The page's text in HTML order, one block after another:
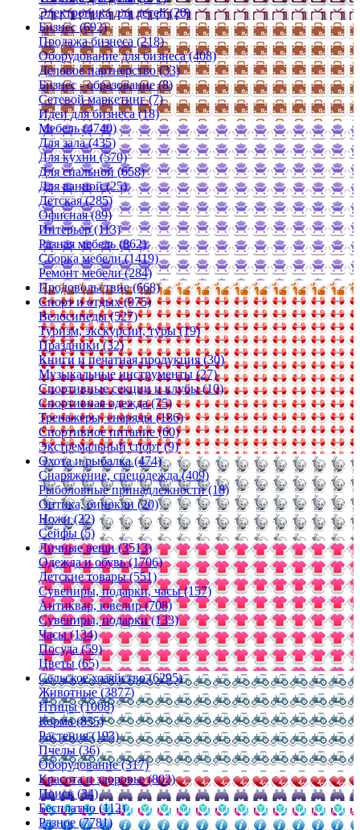
Электроника для детей (20)
Бизнес (692)
Продажа бизнеса (218)
Оборудование для бизнеса (408)
Деловое партнерство (33)
Бизнес - образование (8)
Сетевой маркетинг (7)
Идеи для бизнеса (18)
Мебель (4740)
Для зала (435)
Для кухни (570)
Для спальной (658)
Для ванной (25)
Детская (285)
Офисная (89)
Интерьер (113)
Разная мебель (862)
Сборка мебели (1419)
Ремонт мебели (284)
Продовольствие (668)
Спорт и отдых (975)
Велосипеды (527)
Туризм, экскурсии, туры (19)
Праздники (32)
Книги и печатная продукция (30)
Музыкальные инструменты (27)
Спортивные секции и клубы (10)
Спортивная одежда (75)
Тренажеры, снаряды (186)
Спортивное питание (60)
Экстремальный спорт (9)
Охота и рыбалка (474)
Снаряжение, спецодежда (409)
Рыболовные принадлежности (18)
Оптика, бинокли (20)
Ножи (22)
Сейфы (5)
Личные вещи (3513)
Одежда и обувь (1706)
Детские товары (551)
Сувениры, подарки, часы (157)
Антиквар, ювелир (708)
Сувениры, подарки (133)
Часы (134)
Посуда (59)
Цветы (65)
Сельское хозяйство (6295)
Животные (3877)
Птицы (1008)
Корма (855)
Растения (193)
Пчелы (36)
Оборудование (317)
Красота и здоровье (802)
Поиск (34)
Бесплатно (112)
Разное (7781)